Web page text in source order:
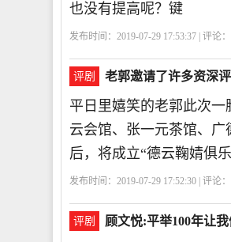
也没有提高呢？键
发布时间：2019-07-29 17:53:37 | 评论：
评剧 老郭邀请了许多资深
平日里嬉笑的老郭此次
云会馆、张一元茶馆、广
后，将成立“德云鞠婧俱乐
发布时间：2019-07-29 17:52:30 | 评论：
评剧 顾文悦:平举100年让